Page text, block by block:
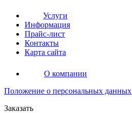
Услуги
Информация
Прайс-лист
Контакты
Карта сайта
О компании
Положение о персональных данных
Заказать